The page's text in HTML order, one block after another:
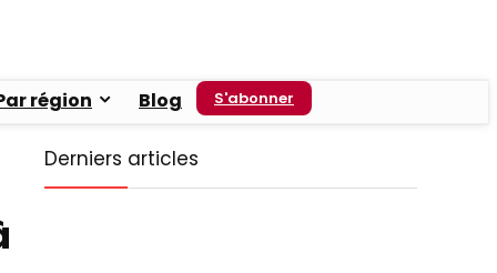
région Blog S'abonner
Derniers articles